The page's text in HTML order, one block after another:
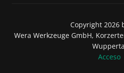
Copyright 2026
Wera Werkzeuge GmbH,
Acceso